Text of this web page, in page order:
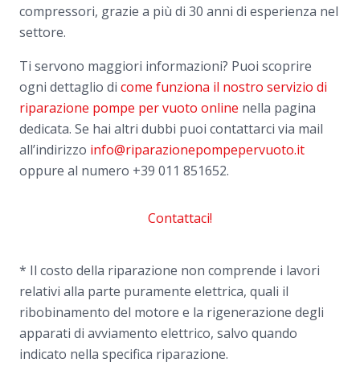
compressori, grazie a più di 30 anni di esperienza nel
settore.
Ti servono maggiori informazioni? Puoi scoprire
ogni dettaglio di come funziona il nostro servizio di
riparazione pompe per vuoto online nella pagina
dedicata. Se hai altri dubbi puoi contattarci via mail
all’indirizzo info@riparazionepompepervuoto.it
oppure al numero +39 011 851652.
Contattaci!
* Il costo della riparazione non comprende i lavori
relativi alla parte puramente elettrica, quali il
ribobinamento del motore e la rigenerazione degli
apparati di avviamento elettrico, salvo quando
indicato nella specifica riparazione.